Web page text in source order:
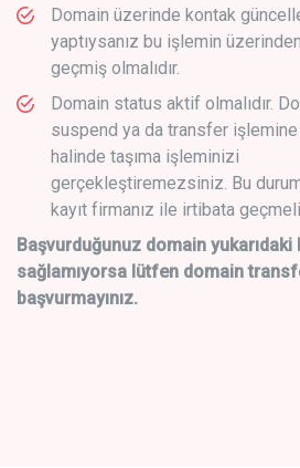
Domain üzerinde kontak
yaptıysanız bu işlemin
geçmiş olmalıdır.
Domain status aktif olmalıdır.
suspend ya da transfer
halinde taşıma işleminizi
gerçekleştiremezsiniz. Bu
kayıt firmanız ile irtibata
Başvurduğunuz domain yukarıdaki
sağlamıyorsa lütfen domain
başvurmayınız.